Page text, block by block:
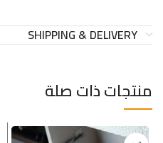
SHIPPING & DELIVERY
منتجات ذات صلة